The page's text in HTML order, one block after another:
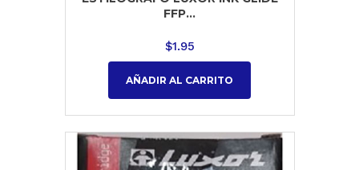
FFP...
$1.95
AÑADIR AL CARRITO